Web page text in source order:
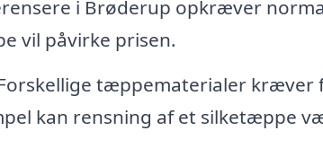
i Brøderup opkræver
vil påvirke prisen.
tæppematerialer kræver
kan rensning af et silketæppe